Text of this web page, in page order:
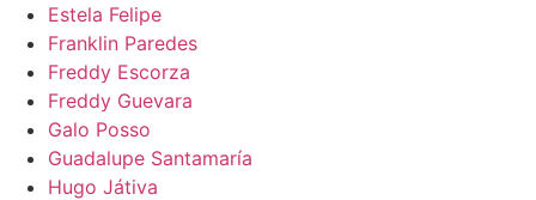
Estela Felipe
Franklin Paredes
Freddy Escorza
Freddy Guevara
Galo Posso
Guadalupe Santamaría
Hugo Játiva